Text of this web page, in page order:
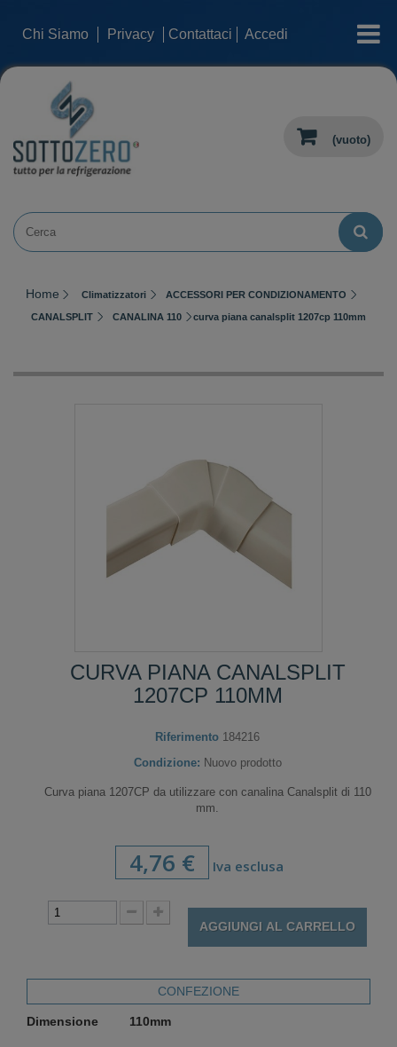
Chi Siamo Privacy Contattaci Accedi categorie
(vuoto)
Home Climatizzatori ACCESSORI PER CONDIZIONAMENTO
CANALSPLIT CANALINA 110 curva piana canalsplit 1207cp 110mm
CURVA PIANA CANALSPLIT
1207CP 110MM
Riferimento 184216
Condizione: Nuovo prodotto
Curva piana 1207CP da utilizzare con canalina Canalsplit di 110
mm.
4,76 € Iva esclusa
AGGIUNGI AL CARRELLO
CONFEZIONE
Dimensione 110mm